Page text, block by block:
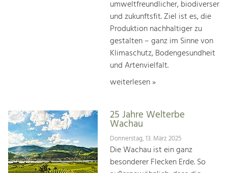
umweltfreundlicher, biodiverser
und zukunftsfit. Ziel ist es, die
Produktion nachhaltiger zu
gestalten – ganz im Sinne von
Klimaschutz, Bodengesundheit
und Artenvielfalt.
weiterlesen »
25 Jahre Welterbe
Wachau
Donnerstag, 13. März 2025
Die Wachau ist ein ganz
besonderer Flecken Erde. So